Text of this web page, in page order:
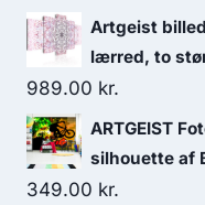
Artgeist
lærred, to
989.00 kr.
ARTGEIST
silhouette af
349.00 kr.